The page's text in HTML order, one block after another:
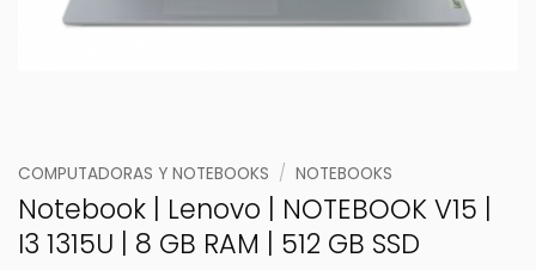
COMPUTADORAS Y NOTEBOOKS / NOTEBOOKS
Notebook | Lenovo | NOTEBOOK V15 |
I3 1315U | 8 GB RAM | 512 GB SSD